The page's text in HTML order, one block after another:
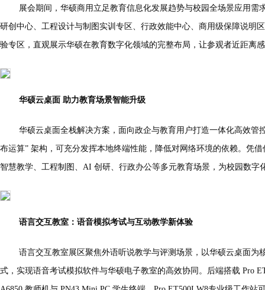
展会期间，华硕商用立足教育信息化发展趋势与校园全场景应用需
研创中心、工程设计与制图实训专区、行政效能中心、商用级保障说明
验专区，直观展示华硕在教育数字化领域的完整布局，让参观者近距离
华硕云桌面 助力教育场景智能升级
华硕云桌面全栈解决方案，面向政企与教育用户打造一体化高效管
布运算” 架构，可充分发挥本地终端性能，降低对网络环境的依赖。凭
智慧教学、工程制图、AI 创研、行政办公等多元教育场景，为校园数字
语言交互教室：语音模拟考试与互动教学新体验
语言交互教室展区聚焦外语听说教学与评测场景，以华硕云桌面为
式，实现语音考试模拟软件与华硕电子教室的高效协同。后端搭载 Pro